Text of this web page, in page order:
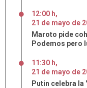
12:00 h,
21 de mayo de
Maroto pide
Podemos pero
11:30 h,
21 de mayo de
Putin celebra la